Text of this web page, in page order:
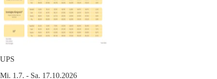
UPS
Mi. 1.7. - Sa. 17.10.2026